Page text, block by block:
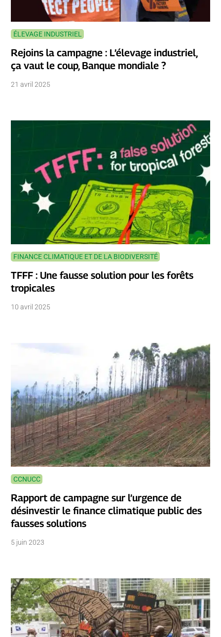
ÉLEVAGE INDUSTRIEL
Rejoins la campagne : L’élevage industriel,
ça vaut le coup, Banque mondiale ?
21 avril 2025
FINANCE CLIMATIQUE ET DE LA BIODIVERSITÉ
TFFF : Une fausse solution pour les forêts
tropicales
10 avril 2025
CCNUCC
Rapport de campagne sur l’urgence de
désinvestir le finance climatique public des
fausses solutions
5 juin 2023